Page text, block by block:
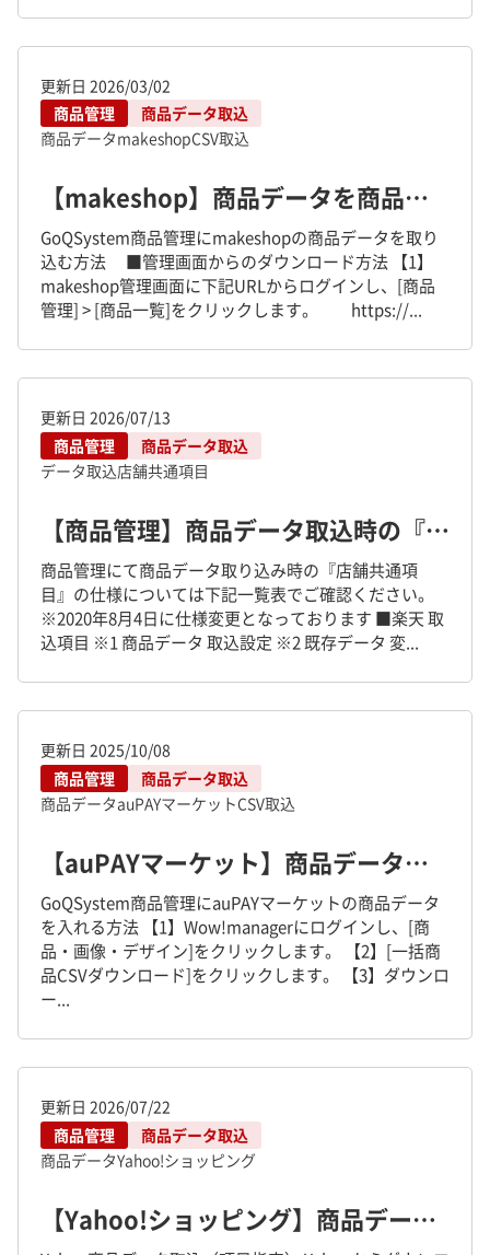
更新日 2026/03/02
商品管理
商品データ取込
商品データmakeshopCSV取込
【makeshop】商品データを商品管理に取り込む方法について
GoQSystem商品管理にmakeshopの商品データを取り
込む方法 ■管理画面からのダウンロード方法 【1】
makeshop管理画面に下記URLからログインし、[商品
管理] > [商品一覧]をクリックします。 https://...
更新日 2026/07/13
商品管理
商品データ取込
データ取込店舗共通項目
【商品管理】商品データ取込時の『店舗共通項目への取込』の仕様について
商品管理にて商品データ取り込み時の『店舗共通項
目』の仕様については下記一覧表でご確認ください。
※2020年8月4日に仕様変更となっております ■楽天 取
込項目 ※1 商品データ 取込設定 ※2 既存データ 変...
更新日 2025/10/08
商品管理
商品データ取込
商品データauPAYマーケットCSV取込
【auPAYマーケット】商品データを商品管理に取り込む方法について
GoQSystem商品管理にauPAYマーケットの商品データ
を入れる方法 【1】Wow!managerにログインし、[商
品・画像・デザイン]をクリックします。 【2】[一括商
品CSVダウンロード]をクリックします。 【3】ダウンロ
ー...
更新日 2026/07/22
商品管理
商品データ取込
商品データYahoo!ショッピング
【Yahoo!ショッピング】商品データの項目を指定し商品管理に取り込む方法